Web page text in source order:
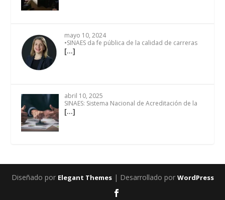
mayo 10, 2024
•SINAES da fe pública de la calidad de carreras
[…]
abril 10, 2025
SINAES: Sistema Nacional de Acreditación de la
[…]
Diseñado por Elegant Themes| Desarrollado por WordPress